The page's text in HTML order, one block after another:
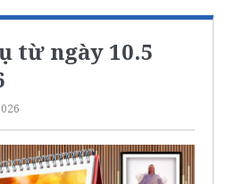
từ ngày 10.5